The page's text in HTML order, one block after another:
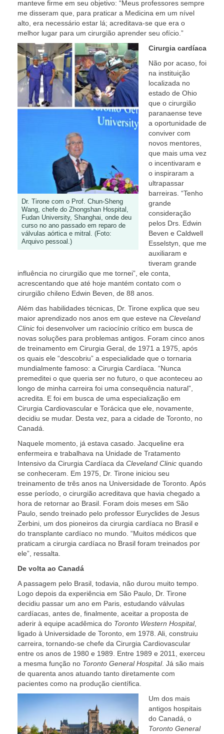
manteve firme em seu objetivo: “Meus professores sempre
me disseram que, para praticar a Medicina em um nível
alto, era necessário estar lá; acreditava-se que era o
melhor lugar para um cirurgião aprender seu ofício.”
Dr. Tirone com o Prof. Chun-Sheng
Wang, chefe do Zhongshan Hospital,
Fudan University, Shanghai, onde deu
curso no ano passado em reparo de
válvulas aórtica e mitral. (Foto:
Arquivo pessoal.)
Cirurgia cardíaca
Não por acaso, foi
na instituição
localizada no
estado de Ohio
que o cirurgião
paranaense teve
a oportunidade de
conviver com
novos mentores,
que mais uma vez
o incentivaram e
o inspiraram a
ultrapassar
barreiras. “Tenho
grande
consideração
pelos Drs. Edwin
Beven e Caldwell
Esselstyn, que me
auxiliaram e
tiveram grande
influência no cirurgião que me tornei”, ele conta,
acrescentando que até hoje mantém contato com o
cirurgião chileno Edwin Beven, de 88 anos.
Além das habilidades técnicas, Dr. Tirone explica que seu
maior aprendizado nos anos em que esteve na Cleveland
Clinic foi desenvolver um raciocínio crítico em busca de
novas soluções para problemas antigos. Foram cinco anos
de treinamento em Cirurgia Geral, de 1971 a 1975, após
os quais ele “descobriu” a especialidade que o tornaria
mundialmente famoso: a Cirurgia Cardíaca. “Nunca
premeditei o que queria ser no futuro, o que aconteceu ao
longo de minha carreira foi uma consequência natural”,
acredita. E foi em busca de uma especialização em
Cirurgia Cardiovascular e Torácica que ele, novamente,
decidiu se mudar. Desta vez, para a cidade de Toronto, no
Canadá.
Naquele momento, já estava casado. Jacqueline era
enfermeira e trabalhava na Unidade de Tratamento
Intensivo da Cirurgia Cardíaca da Cleveland Clinic quando
se conheceram. Em 1975, Dr. Tirone iniciou seu
treinamento de três anos na Universidade de Toronto. Após
esse período, o cirurgião acreditava que havia chegado a
hora de retornar ao Brasil. Foram dois meses em São
Paulo, sendo treinado pelo professor Euryclides de Jesus
Zerbini, um dos pioneiros da cirurgia cardíaca no Brasil e
do transplante cardíaco no mundo. “Muitos médicos que
praticam a cirurgia cardíaca no Brasil foram treinados por
ele”, ressalta.
De volta ao Canad
A passagem pelo Brasil, todavia, não durou muito tempo.
Logo depois da experiência em São Paulo, Dr. Tirone
decidiu passar um ano em Paris, estudando válvulas
cardíacas, antes de, finalmente, aceitar a proposta de
aderir à equipe acadêmica do Toronto Western Hospital,
ligado à Universidade de Toronto, em 1978. Ali, construiu
carreira, tornando-se chefe da Cirurgia Cardiovascular
entre os anos de 1980 e 1989. Entre 1989 e 2011, exerceu
a mesma função no Toronto General Hospital. Já são mais
de quarenta anos atuando tanto diretamente com
pacientes como na produção científica.
Um dos mais
antigos hospitais
do Canadá, o
Toronto General